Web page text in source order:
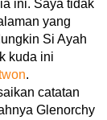
ini. Saya tidak
yang
Si Ayah
kuda ini
.
catatan
Glenorchy